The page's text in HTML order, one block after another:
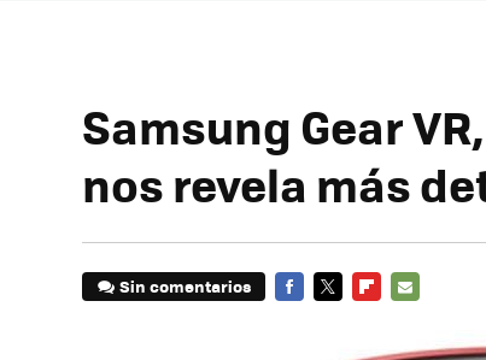
Samsung Gear
nos revela más
Sin comentarios
MAIL